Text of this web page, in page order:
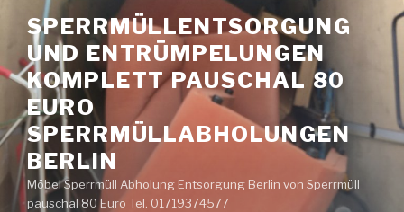
Inhalt
springen
SPERRMÜLLENTSORGUNG
UND ENTRÜMPELUNGEN
KOMPLETT PAUSCHAL 80
EURO
SPERRMÜLLABHOLUNGEN
BERLIN
Möbel Sperrmüll Abholung Entsorgung Berlin von Sperrmüll
pauschal 80 Euro Tel. 01719374577